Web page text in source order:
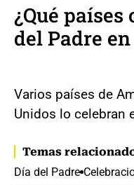
¿Qué
del Padre
Varios países de
Unidos lo celebran
Temas
Día del Padre